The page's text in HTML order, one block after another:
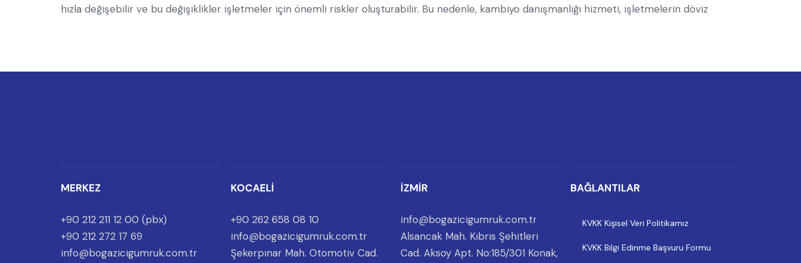
hızla değişebilir ve bu değişiklikler işletmeler için önemli riskler oluşturabilir. Bu nedenle, kambiyo danışmanlığı hizmeti, işletmelerin döviz
MERKEZ
+90 212 211 12 00 (pbx)
+90 212 272 17 69
info@bogazicigumruk.com.tr
KOCAELİ
+90 262 658 08 10
info@bogazicigumruk.com.tr
Şekerpınar Mah. Otomotiv Cad.
İZMİR
info@bogazicigumruk.com.tr
Alsancak Mah. Kıbrıs Şehitleri
Cad. Aksoy Apt. No:185/301 Konak,
BAĞLANTILAR
KVKK Kişisel Veri Politikamız
KVKK Bilgi Edinme Başvuru Formu